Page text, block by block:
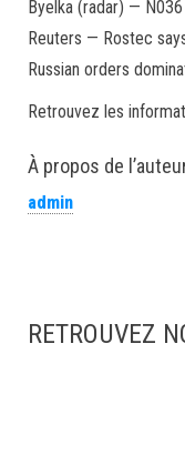
Byelka (radar) —
Reuters — Rostec
Russian orders
Retrouvez les
À propos de
admin
RETROUVEZ